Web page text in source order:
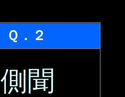
Ｑ．２
側聞